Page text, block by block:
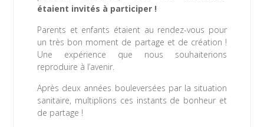
étaient invités à participer !
Parents et enfants étaient au rendez-vous pour
un très bon moment de partage et de création !
Une expérience que nous souhaiterions
reproduire à l’avenir.
Après deux années bouleversées par la situation
sanitaire, multiplions ces instants de bonheur et
de partage !